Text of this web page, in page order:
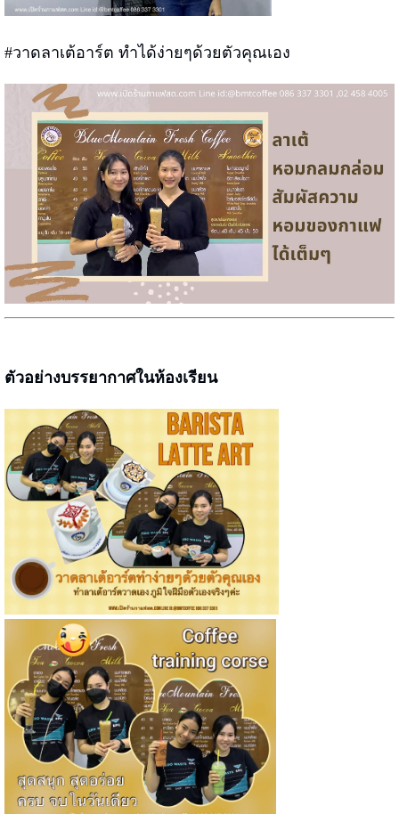
#วาดลาเต้อาร์ต ทำได้ง่ายๆด้วยตัวคุณเอง
ตัวอย่างบรรยากาศในห้องเรียน